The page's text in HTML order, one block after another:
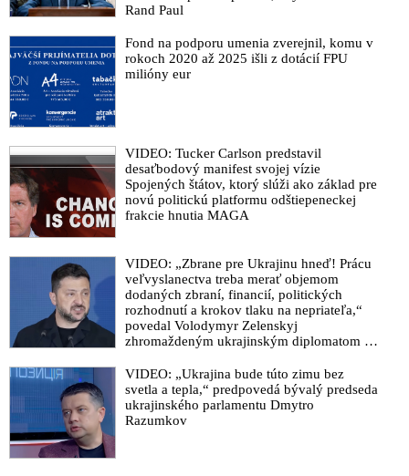
Rand Paul
Fond na podporu umenia zverejnil, komu v
rokoch 2020 až 2025 išli z dotácií FPU
milióny eur
VIDEO: Tucker Carlson predstavil
desaťbodový manifest svojej vízie
Spojených štátov, ktorý slúži ako základ pre
novú politickú platformu odštiepeneckej
frakcie hnutia MAGA
VIDEO: „Zbrane pre Ukrajinu hneď! Prácu
veľvyslanectva treba merať objemom
dodaných zbraní, financií, politických
rozhodnutí a krokov tlaku na nepriateľa,“
povedal Volodymyr Zelenskyj
zhromaždeným ukrajinským diplomatom v
že USA Ukrajine nedodajú protiraketové
systémy Patriot
VIDEO: „Ukrajina bude túto zimu bez
svetla a tepla,“ predpovedá bývalý predseda
ukrajinského parlamentu Dmytro
Razumkov